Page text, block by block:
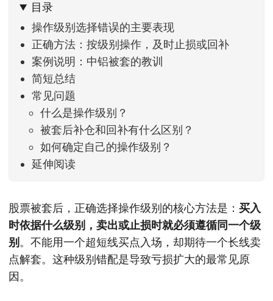
家感受到了春天般的暖风。指数涨了百点，交易额
回暖到2
目录
操作级别选择错误的主要表现
正确方法：按级别操作，及时止损或回补
案例说明：中铝被套的教训
简短总结
常见问题
什么是操作级别？
被套后补仓和回补有什么区别？
如何确定自己的操作级别？
延伸阅读
股票被套后，正确选择操作级别的核心方法是： 买入
时依据什么级别，卖出或止损时就必须遵循同一个级
别 。不能用一个超短线买点入场，却期待一个长线卖
点解套。这种级别错配是导致亏损扩大的最常见原
因。